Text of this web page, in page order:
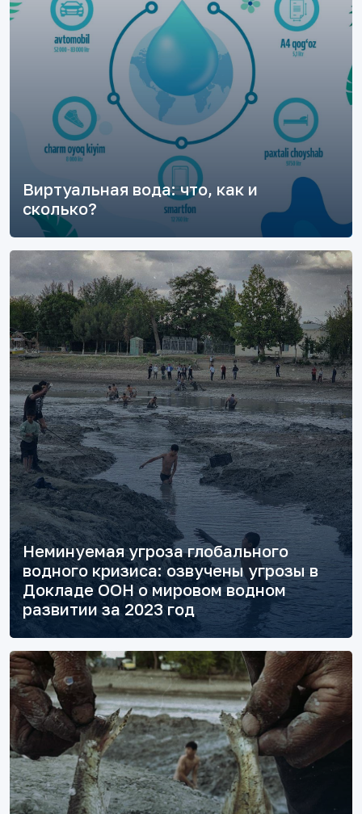
Виртуальная вода: что, как и
сколько?
Неминуемая угроза глобального
водного кризиса: озвучены угрозы в
Докладе ООН о мировом водном
развитии за 2023 год